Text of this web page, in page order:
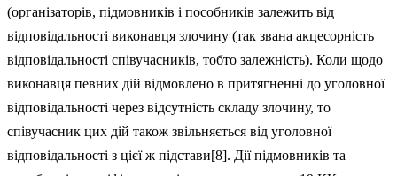
(організаторів, підмовників і пособників залежить від
відповідальності виконавця злочину (так звана акцесорність
відповідальності співучасників, тобто залежність). Коли щодо
виконавця певних дій відмовлено в притягненні до уголовної
відповідальності через відсутність складу злочи­ну, то
співучасник цих дій також звільняється від уголовної
відповідальності з цієї ж підстави[8]. Дії підмовників та